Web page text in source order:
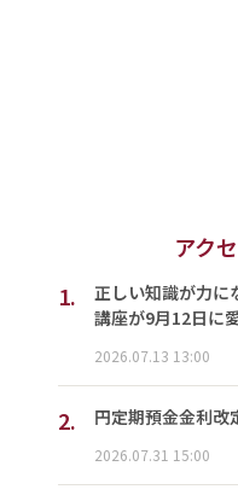
アク
1.
正しい知識が力
講座が9月12日に
2026.07.13 13:00
2. 円定期預金金利改
2026.07.31 15:00